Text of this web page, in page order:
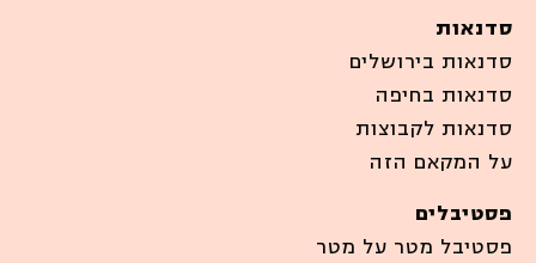
סדנאות
סדנאות בירושלים
סדנאות בחיפה
סדנאות לקבוצות
על המקאם הזה
פסטיבלים
פסטיבל מטר על מטר